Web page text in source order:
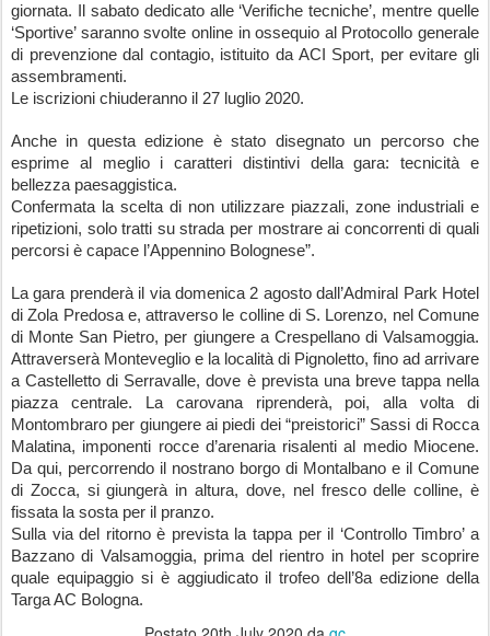
giornata. Il sabato dedicato alle ‘Verifiche tecniche’, mentre quelle
‘Sportive’ saranno svolte online in ossequio al Protocollo generale
di prevenzione dal contagio, istituito da ACI Sport, per evitare gli
assembramenti.
Le iscrizioni chiuderanno il 27 luglio 2020.
Anche in questa edizione è stato disegnato un percorso che
esprime al meglio i caratteri distintivi della gara: tecnicità e
bellezza paesaggistica.
Confermata la scelta di non utilizzare piazzali, zone industriali e
ripetizioni, solo tratti su strada per mostrare ai concorrenti di quali
percorsi è capace l’Appennino Bolognese”.
La gara prenderà il via domenica 2 agosto dall’Admiral Park Hotel
di Zola Predosa e, attraverso le colline di S. Lorenzo, nel Comune
di Monte San Pietro, per giungere a Crespellano di Valsamoggia.
Attraverserà Monteveglio e la località di Pignoletto, fino ad arrivare
a Castelletto di Serravalle, dove è prevista una breve tappa nella
piazza centrale. La carovana riprenderà, poi, alla volta di
Montombraro per giungere ai piedi dei “preistorici” Sassi di Rocca
Malatina, imponenti rocce d’arenaria risalenti al medio Miocene.
Da qui, percorrendo il nostrano borgo di Montalbano e il Comune
di Zocca, si giungerà in altura, dove, nel fresco delle colline, è
fissata la sosta per il pranzo.
Sulla via del ritorno è prevista la tappa per il ‘Controllo Timbro’ a
Bazzano di Valsamoggia, prima del rientro in hotel per scoprire
quale equipaggio si è aggiudicato il trofeo dell’8a edizione della
Targa AC Bologna.